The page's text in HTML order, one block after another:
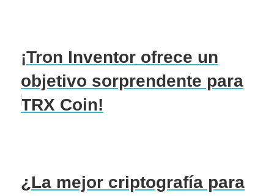
¡Tron Inventor ofrece un
objetivo sorprendente para
TRX Coin!
¿La mejor criptografía para